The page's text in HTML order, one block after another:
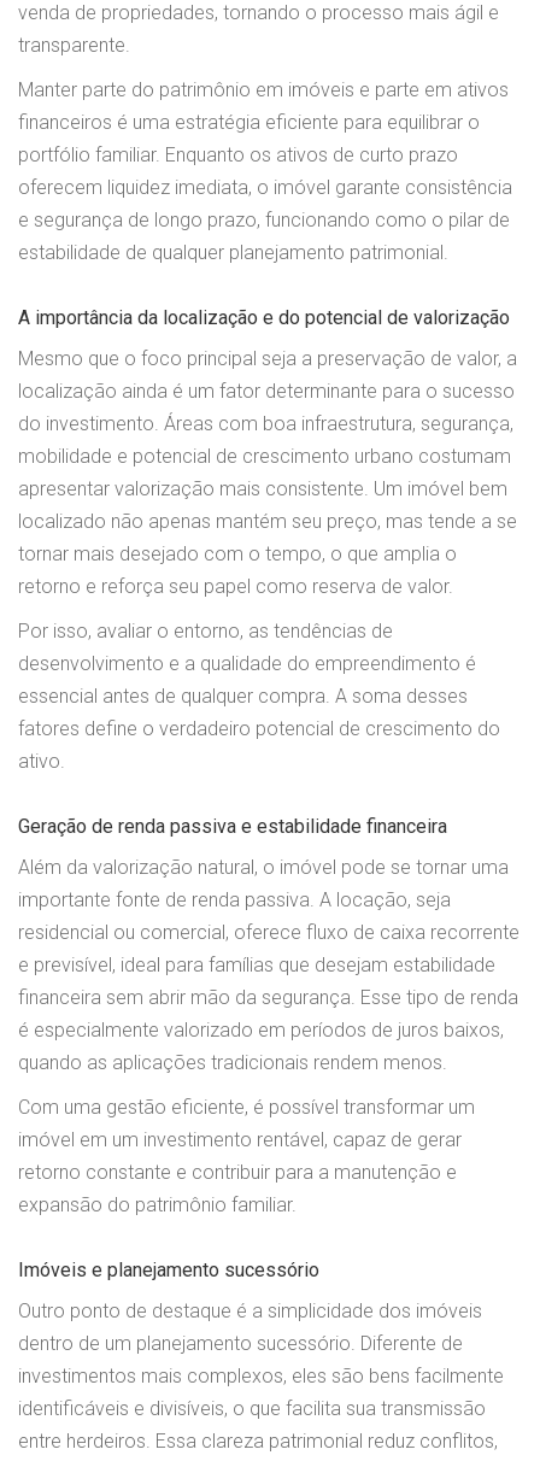
venda de propriedades, tornando o processo mais ágil e
transparente.
Manter parte do patrimônio em imóveis e parte em ativos
financeiros é uma estratégia eficiente para equilibrar o
portfólio familiar. Enquanto os ativos de curto prazo
oferecem liquidez imediata, o imóvel garante consistência
e segurança de longo prazo, funcionando como o pilar de
estabilidade de qualquer planejamento patrimonial.
A importância da localização e do potencial de valorização
Mesmo que o foco principal seja a preservação de valor, a
localização ainda é um fator determinante para o sucesso
do investimento. Áreas com boa infraestrutura, segurança,
mobilidade e potencial de crescimento urbano costumam
apresentar valorização mais consistente. Um imóvel bem
localizado não apenas mantém seu preço, mas tende a se
tornar mais desejado com o tempo, o que amplia o
retorno e reforça seu papel como reserva de valor.
Por isso, avaliar o entorno, as tendências de
desenvolvimento e a qualidade do empreendimento é
essencial antes de qualquer compra. A soma desses
fatores define o verdadeiro potencial de crescimento do
ativo.
Geração de renda passiva e estabilidade financeira
Além da valorização natural, o imóvel pode se tornar uma
importante fonte de renda passiva. A locação, seja
residencial ou comercial, oferece fluxo de caixa recorrente
e previsível, ideal para famílias que desejam estabilidade
financeira sem abrir mão da segurança. Esse tipo de renda
é especialmente valorizado em períodos de juros baixos,
quando as aplicações tradicionais rendem menos.
Com uma gestão eficiente, é possível transformar um
imóvel em um investimento rentável, capaz de gerar
retorno constante e contribuir para a manutenção e
expansão do patrimônio familiar.
Imóveis e planejamento sucessório
Outro ponto de destaque é a simplicidade dos imóveis
dentro de um planejamento sucessório. Diferente de
investimentos mais complexos, eles são bens facilmente
identificáveis e divisíveis, o que facilita sua transmissão
entre herdeiros. Essa clareza patrimonial reduz conflitos,